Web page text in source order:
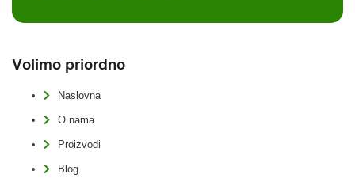
Volimo priordno
Naslovna
O nama
Proizvodi
Blog